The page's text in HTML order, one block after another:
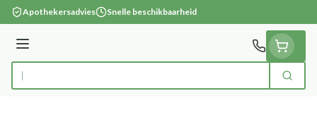
Ga naar de inhoud
Apothekersadvies Snelle beschikbaarheid
Menu
Product, merk, categorie... Zoek